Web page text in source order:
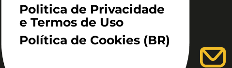
Politica de Privacidade
e Termos de Uso
Política de Cookies (BR)